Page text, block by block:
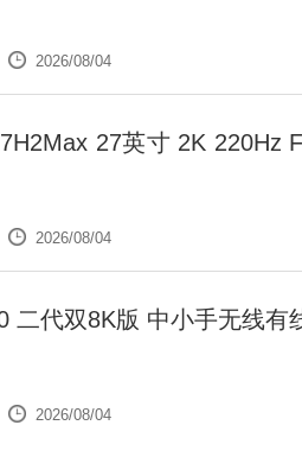
2026/08/04
27英寸 2K 220Hz
2026/08/04
二代双8K版 中小手无线有
2026/08/04